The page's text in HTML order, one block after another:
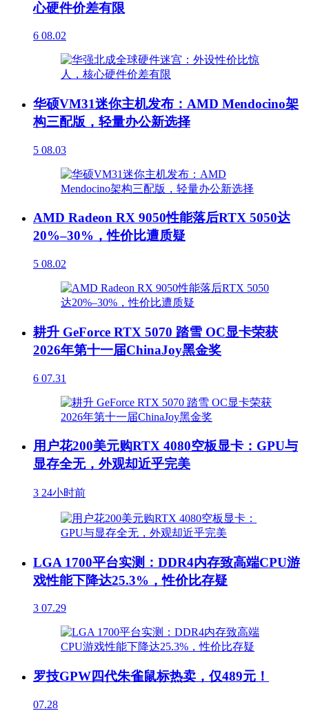
心硬件价差有限
6 08.02
华硕VM31迷你主机发布：AMD Mendocino架
构三配版，轻量办公新选择
5 08.03
AMD Radeon RX 9050性能落后RTX 5050达
20%–30%，性价比遭质疑
5 08.02
耕升 GeForce RTX 5070 踏雪 OC显卡荣获
2026年第十一届ChinaJoy黑金奖
6 07.31
用户花200美元购RTX 4080空板显卡：GPU与
显存全无，外观却近乎完美
3 24小时前
LGA 1700平台实测：DDR4内存致高端CPU游
戏性能下降达25.3%，性价比存疑
3 07.29
罗技GPW四代朱雀鼠标热卖，仅489元！
07.28